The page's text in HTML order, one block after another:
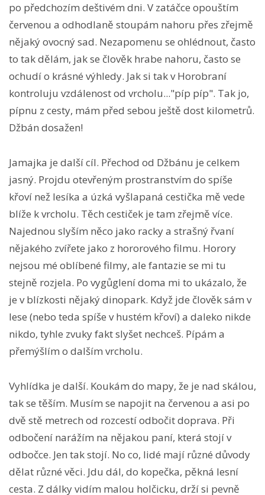
po předchozím deštivém dni. V zatáčce opouštím
červenou a odhodlaně stoupám nahoru přes zřejmě
nějaký ovocný sad. Nezapomenu se ohlédnout, často
to tak dělám, jak se člověk hrabe nahoru, často se
ochudí o krásné výhledy. Jak si tak v Horobraní
kontroluju vzdálenost od vrcholu..."píp píp". Tak jo,
pípnu z cesty, mám před sebou ještě dost kilometrů.
Džbán dosažen!
Jamajka je další cíl. Přechod od Džbánu je celkem
jasný. Projdu otevřeným prostranstvím do spíše
křoví než lesíka a úzká vyšlapaná cestička mě vede
blíže k vrcholu. Těch cestiček je tam zřejmě více.
Najednou slyším něco jako racky a strašný řvaní
nějakého zvířete jako z hororového filmu. Horory
nejsou mé oblíbené filmy, ale fantazie se mi tu
stejně rozjela. Po vygůglení doma mi to ukázalo, že
je v blízkosti nějaký dinopark. Když jde člověk sám v
lese (nebo teda spíše v hustém křoví) a daleko nikde
nikdo, tyhle zvuky fakt slyšet nechceš. Pípám a
přemýšlím o dalším vrcholu.
Vyhlídka je další. Koukám do mapy, že je nad skálou,
tak se těším. Musím se napojit na červenou a asi po
dvě stě metrech od rozcestí odbočit doprava. Při
odbočení narážím na nějakou paní, která stojí v
odbočce. Jen tak stojí. No co, lidé mají různé důvody
dělat různé věci. Jdu dál, do kopečka, pěkná lesní
cesta. Z dálky vidím malou holčicku, drží si pevně